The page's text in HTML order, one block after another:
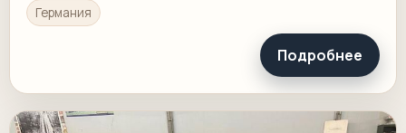
Германия
Подробнее